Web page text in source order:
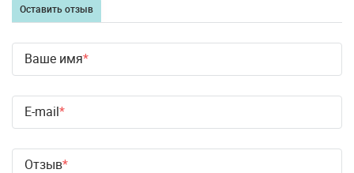
Оставить отзыв
Ваше имя
E-mail
Отзыв